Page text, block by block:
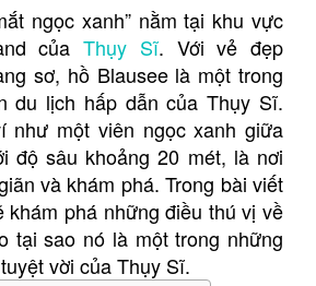
ngọc xanh” nằm tại khu vực
củaThụy Sĩ. Với vẻ đẹp
sơ, hồ Blausee là một trong
du lịch hấp dẫn của Thụy Sĩ.
như một viên ngọc xanh giữa
độ sâu khoảng 20 mét, là nơi
và khám phá. Trong bài viết
khám phá những điều thú vị về
tại sao nó là một trong những
vời của Thụy Sĩ.